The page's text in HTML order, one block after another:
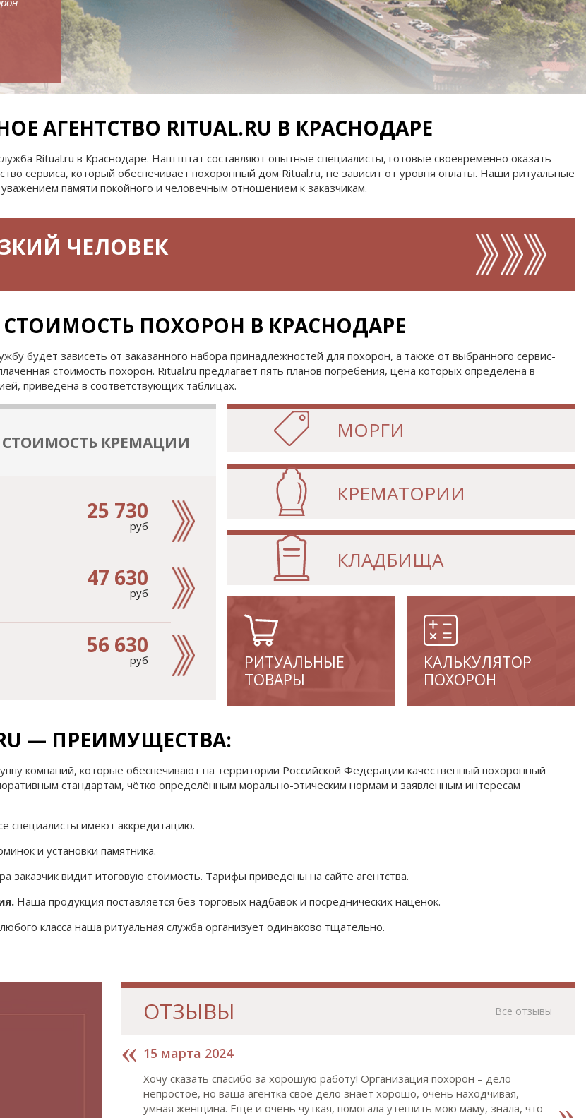
Уборка и благоустройство
АГЕНТСТВО RITUAL.RU В КРАСНОДАРЕ
Ritual.ru в Краснодаре. Наш штат составляют опытные специалисты, готовые своевременно оказать
сервиса, который обеспечивает похоронный дом Ritual.ru, не зависит от уровня оплаты. Наши ритуальные
памяти покойного и человечным отношением к заказчикам.
ЧЕЛОВЕК
ПОХОРОН В КРАСНОДАРЕ
будет зависеть от заказанного набора принадлежностей для похорон, а также от выбранного сервис-
стоимость похорон. Ritual.ru предлагает пять планов погребения, цена которых определена в
приведена в соответствующих таблицах.
СТОИМОСТЬ КРЕМАЦИИ
25 730
руб
47 630
руб
56 630
руб
МОРГИ
КРЕМАТОРИИ
КЛАДБИЩА
РИТУАЛЬНЫЕ
ТОВАРЫ
КАЛЬКУЛЯТОР
ПОХОРОН
— ПРЕИМУЩЕСТВА:
компаний, которые обеспечивают на территории Российской Федерации качественный похоронный
стандартам, чётко определённым морально-этическим нормам и заявленным интересам
специалисты имеют аккредитацию.
и установки памятника.
заказчик видит итоговую стоимость. Тарифы приведены на сайте агентства.
Наша продукция поставляется без торговых надбавок и посреднических наценок.
класса наша ритуальная служба организует одинаково тщательно.
ОТЗЫВЫ Все отзывы
15 марта 2024
Хочу сказать спасибо за хорошую работу! Организация похорон – дело
непростое, но ваша агентка свое дело знает хорошо, очень находчивая,
умная женщина. Еще и очень чуткая, помогала утешить мою маму, знала, что